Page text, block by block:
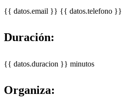
{{ datos.email }} {{ datos.telefono }}
Duración:
{{ datos.duracion }} minutos
Organiza: